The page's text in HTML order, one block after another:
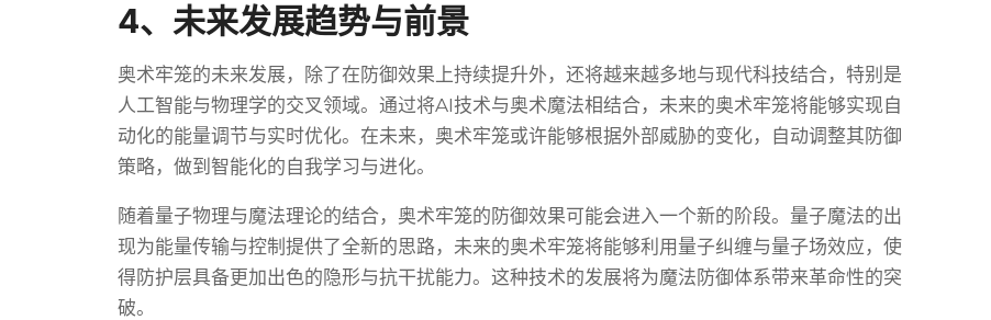
4、未来发展趋势与前景
奥术牢笼的未来发展，除了在防御效果上持续提升外，还将越来越多地与现代科技结合，特别是
人工智能与物理学的交叉领域。通过将AI技术与奥术魔法相结合，未来的奥术牢笼将能够实现自
动化的能量调节与实时优化。在未来，奥术牢笼或许能够根据外部威胁的变化，自动调整其防御
策略，做到智能化的自我学习与进化。
随着量子物理与魔法理论的结合，奥术牢笼的防御效果可能会进入一个新的阶段。量子魔法的出
现为能量传输与控制提供了全新的思路，未来的奥术牢笼将能够利用量子纠缠与量子场效应，使
得防护层具备更加出色的隐形与抗干扰能力。这种技术的发展将为魔法防御体系带来革命性的突
破。